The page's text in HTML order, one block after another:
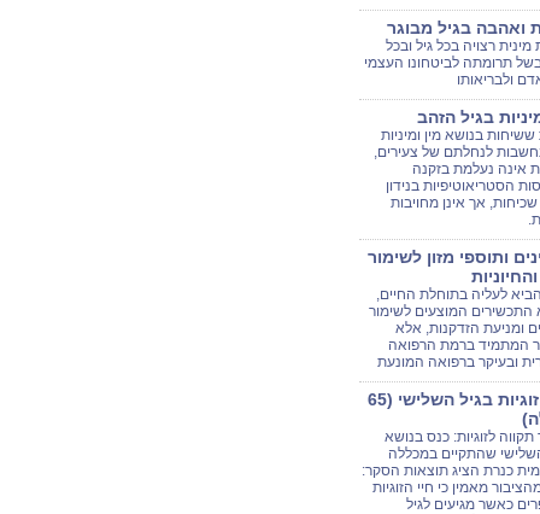
ואהבה בגיל מבוגר
מינית רצויה בכל גיל ובכל
תרומתה לביטחונו העצמי
ולבריאותו
בגיל הזהב
בנושא מין ומיניות
נחשבות לנחלתם של צעירים,
אינה נעלמת בזקנה
הסטריאוטיפיות בנידון
אך אינן מחויבות
ותוספי מזון לשימור
לעליה בתוחלת החיים,
התכשירים המוצעים לשימור
ומניעת הזדקנות, אלא
המתמיד ברמת הרפואה
ובעיקר ברפואה המונעת
סקר זוגיות בגיל השלישי (65
תקווה לזוגיות: כנס בנושא
שהתקיים במכללה
כנרת הציג תוצאות הסקר:
מהציבור מאמין כי חיי הזוגיות
כאשר מגיעים לגיל